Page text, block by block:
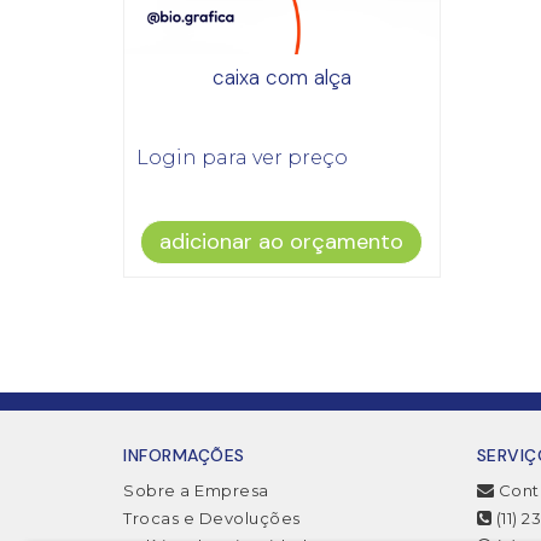
caixa com alça
Login para ver preço
adicionar ao orçamento
INFORMAÇÕES
Sobre a Empresa
Trocas e Devoluções
(11)